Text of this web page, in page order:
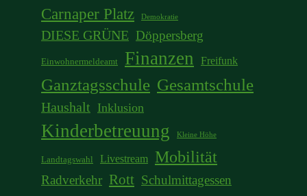
Carnaper Platz
Demokratie
DIESE GRÜNE Döppersberg
Einwohnermeldeamt Finanzen Freifunk
Ganztagsschule Gesamtschule
Haushalt Inklusion
Kinderbetreuung Kleine Höhe
Landtagswahl Livestream Mobilität
Radverkehr Rott Schulmittagessen